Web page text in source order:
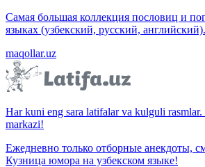
Самая большая коллекция пословиц и
языках (узбекский, русский, английский).
maqollar.uz
Har kuni eng sara latifalar va kulguli
markazi!
Ежедневно только отборные анекдоты,
Кузница юмора на узбекском языке!